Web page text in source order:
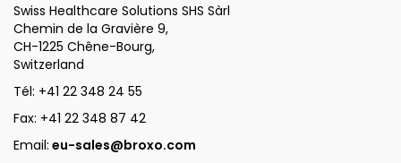
Swiss Healthcare Solutions SHS Sàrl
Chemin de la Gravière 9,
CH-1225 Chêne-Bourg,
Switzerland
Tél: +41 22 348 24 55
Fax: +41 22 348 87 42
Email: eu-sales@broxo.com